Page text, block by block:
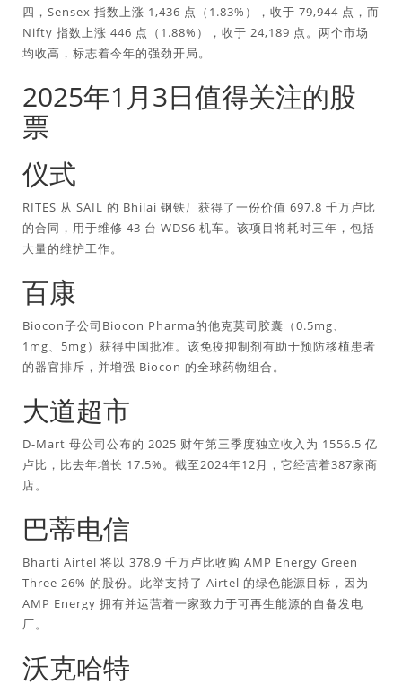
四，Sensex 指数上涨 1,436 点（1.83%），收于 79,944 点，而
Nifty 指数上涨 446 点（1.88%），收于 24,189 点。两个市场
均收高，标志着今年的强劲开局。
2025年1月3日值得关注的股
票
仪式
RITES 从 SAIL 的 Bhilai 钢铁厂获得了一份价值 697.8 千万卢比
的合同，用于维修 43 台 WDS6 机车。该项目将耗时三年，包括
大量的维护工作。
百康
Biocon子公司Biocon Pharma的他克莫司胶囊（0.5mg、
1mg、5mg）获得中国批准。该免疫抑制剂有助于预防移植患者
的器官排斥，并增强 Biocon 的全球药物组合。
大道超市
D-Mart 母公司公布的 2025 财年第三季度独立收入为 1556.5 亿
卢比，比去年增长 17.5%。截至2024年12月，它经营着387家商
店。
巴蒂电信
Bharti Airtel 将以 378.9 千万卢比收购 AMP Energy Green
Three 26% 的股份。此举支持了 Airtel 的绿色能源目标，因为
AMP Energy 拥有并运营着一家致力于可再生能源的自备发电
厂。
沃克哈特